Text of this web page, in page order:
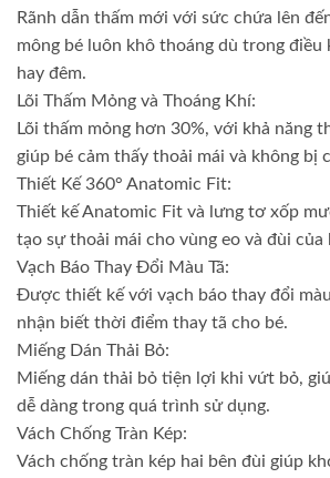
Rãnh dẫn thấm mới với sức chứa lên
mông bé luôn khô thoáng dù trong điều
hay đêm.
Lõi Thấm Mỏng và Thoáng Khí:
Lõi thấm mỏng hơn 30%, với khả năng
giúp bé cảm thấy thoải mái và không bị
Thiết Kế 360° Anatomic Fit:
Thiết kế Anatomic Fit và lưng tơ xốp
tạo sự thoải mái cho vùng eo và đùi của
Vạch Báo Thay Đổi Màu Tã:
Được thiết kế với vạch báo thay đổi
nhận biết thời điểm thay tã cho bé.
Miếng Dán Thải Bỏ:
Miếng dán thải bỏ tiện lợi khi vứt bỏ,
dễ dàng trong quá trình sử dụng.
Vách Chống Tràn Kép:
Vách chống tràn kép hai bên đùi giúp